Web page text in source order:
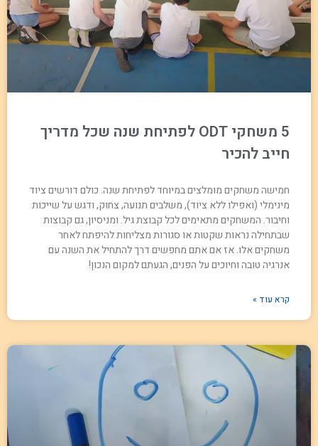
5 משחקי ODT לפתיחת שנה שכל מדריך
חייב להכיר
חמישה משחקים מומלצים במיוחד לפתיחת שנה. כולם דורשים ציוד
מינימלי (ואפילו ללא ציוד), משלבים תנועה, צחוק, ודגש על שייכות
וחיבור. המשחקים מתאימים לכל קבוצת גיל. ומניסיון, גם קבוצות
שבתחילה נראות שקטות או סגורות מצליחות להיפתח לאחר
משחקים אלו. אז אם אתם מחפשים דרך להתחיל את השנה עם
אנרגיה טובה וחיוכים על הפנים, הגעתם למקום הנכון!
קרא עוד »